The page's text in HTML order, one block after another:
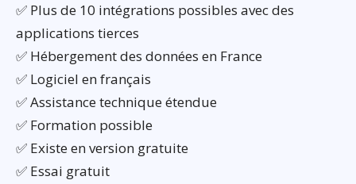
✅ Plus de 10 intégrations possibles avec des
applications tierces
✅ Hébergement des données en France
✅ Logiciel en français
✅ Assistance technique étendue
✅ Formation possible
✅ Existe en version gratuite
✅ Essai gratuit